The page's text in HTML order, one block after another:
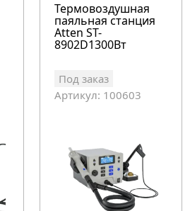
Термовоздушная
паяльная станция
Atten ST-
8902D1300Вт
Под заказ
Артикул: 100603